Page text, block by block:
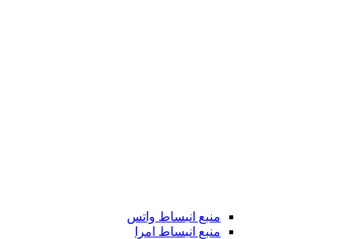
منبع انبساط واتس
منبع انبساط امرا